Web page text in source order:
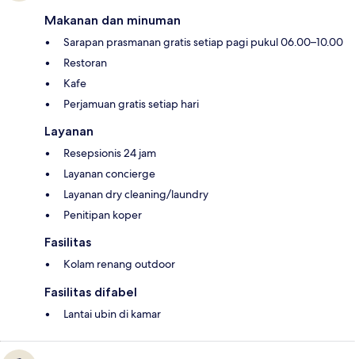
Makanan dan minuman
Sarapan prasmanan gratis setiap pagi pukul 06.00–10.00
Restoran
Kafe
Perjamuan gratis setiap hari
Layanan
Resepsionis 24 jam
Layanan concierge
Layanan dry cleaning/laundry
Penitipan koper
Fasilitas
Kolam renang outdoor
Fasilitas difabel
Lantai ubin di kamar